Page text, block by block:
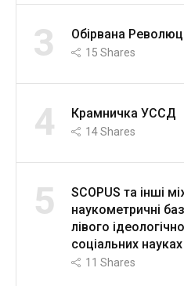
3 Обірвана
15 Shares
4 Крамничка УССД
14Shares
5
SCOPUS та інші
наукометричні
лівого
соціальних науках
11 Shares